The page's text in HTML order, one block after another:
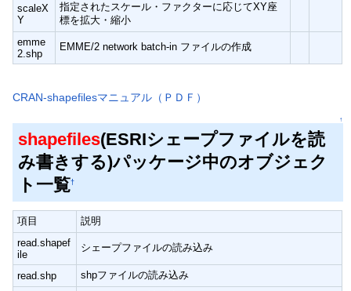
scaleX
Y
指定されたスケール・ファクターに応じてXY座
標を拡大・縮小
emme
2.shp
EMME/2 network batch-in ファイルの作成
CRAN-shapefilesマニュアル（ＰＤＦ）
↑
shapefiles(ESRIシェープファイルを読
み書きする)パッケージ中のオブジェク
ト一覧†
項目
説明
read.shapef
ile
シェープファイルの読み込み
read.shp
shpファイルの読み込み